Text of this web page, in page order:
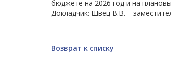
бюджете на 2026 год и на
Докладчик: Швец В.В. –
Возврат к списку